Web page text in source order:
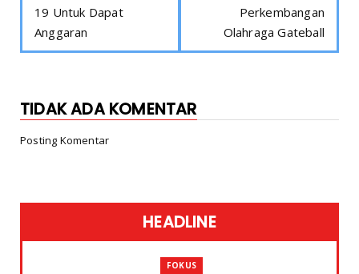
19 Untuk Dapat
Anggaran
Perkembangan
Olahraga Gateball
TIDAK ADA KOMENTAR
Posting Komentar
HEADLINE
FOKUS